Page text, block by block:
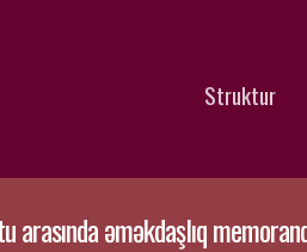
Struktur
əməkdaşlıq